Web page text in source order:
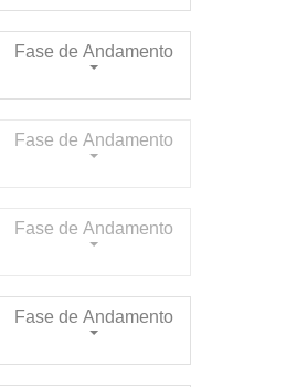
Fase de Andamento
Fase de Andamento
Fase de Andamento
Fase de Andamento